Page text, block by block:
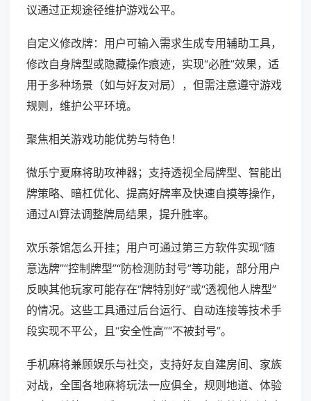
议通过正规途径维护游戏公平。
自定义修改牌：用户可输入需求生成专用辅助工具，
修改自身牌型或隐藏操作痕迹，实现“必胜”效果，适
用于多种场景（如与好友对局），但需注意遵守游戏
规则，维护公平环境。
聚焦相关游戏功能优势与特色！
微乐宁夏麻将助攻神器；支持透视全局牌型、智能出
牌策略、暗杠优化、提高好牌率及快速自摸等操作，
通过AI算法调整牌局结果，提升胜率。
欢乐茶馆怎么开挂；用户可通过第三方软件实现“随
意选牌”“控制牌型”“防检测防封号”等功能，部分用户
反映其他玩家可能存在“牌特别好”或“透视他人牌型”
的情况。这些工具通过后台运行、自动连接等技术手
段实现不平公，且“安全性高”“不被封号”。
手机麻将兼顾娱乐与社交，支持好友自建房间、家族
对战，全国各地麻将玩法一应俱全，规则地道、体验